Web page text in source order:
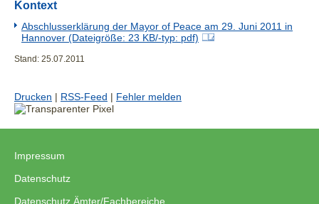
Kontext
Abschlusserklärung der Mayor of Peace am 29. Juni 2011 in
Hannover (Dateigröße: 23 KB/-typ: pdf)
Stand: 25.07.2011
Drucken | RSS-Feed | Fehler melden
Impressum
Datenschutz
Datenschutz Ämter/Fachbereiche